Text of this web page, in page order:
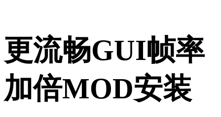
更流畅GUI帧率
加倍MOD安装